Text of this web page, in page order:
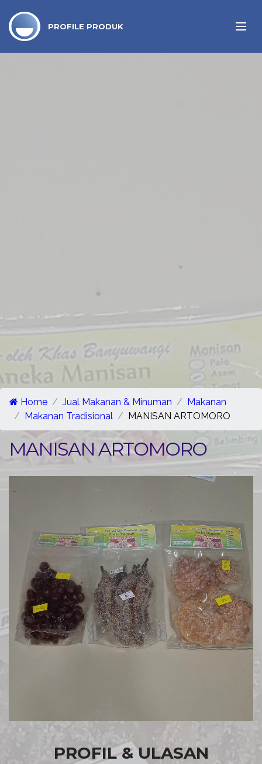
PROFILE PRODUK
Home Jual Makanan & Minuman
Makanan
Makanan Tradisional
MANISAN ARTOMORO
MANISAN ARTOMORO
PROFIL & ULASAN